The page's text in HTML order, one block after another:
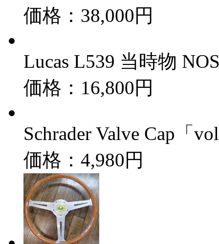
価格：38,000円
Lucas L539 当時物
価格：16,800円
Schrader Valve Cap「
価格：4,980円